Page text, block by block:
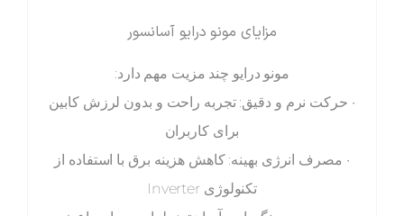
مزایای مونو درایو آسانسور
مونو درایو چند مزیت مهم دارد:
• حرکت نرم و دقیق: تجربه راحت و بدون لرزش کابین
برای کاربران
• مصرف انرژی بهینه: کاهش هزینه برق با استفاده از
تکنولوژی Inverter